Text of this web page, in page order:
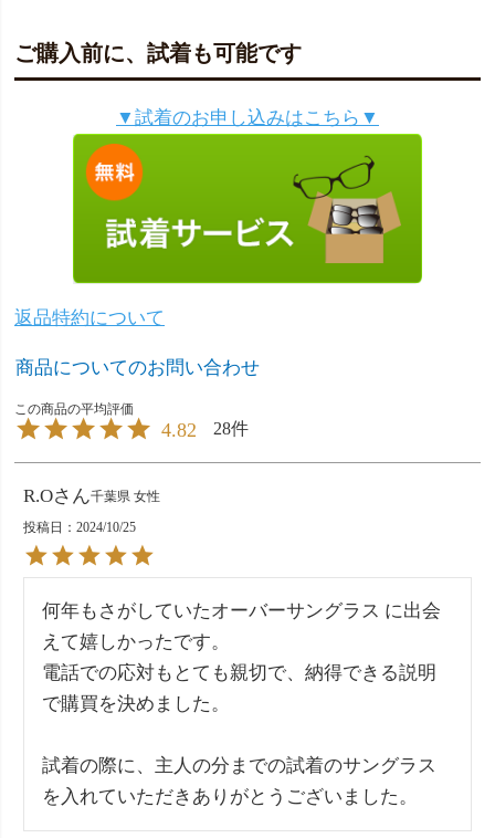
ご購入前に、試着も可能です
▼試着のお申し込みはこちら▼
返品特約について
商品についてのお問い合わせ
4.82 28
R.O 千葉県 女性
投稿日
2024/10/25
何年もさがしていたオーバーサングラス に出会
えて嬉しかったです。
電話での応対もとても親切で、納得できる説明
で購買を決めました。
試着の際に、主人の分までの試着のサングラス
を入れていただきありがとうございました。